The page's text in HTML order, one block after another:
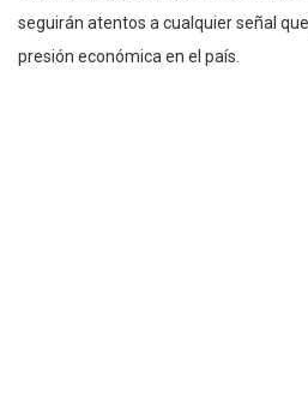
seguirán atentos a cualquier señal
presión económica en el país.